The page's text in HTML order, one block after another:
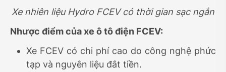
Xe nhiên liệu Hydro FCEV có thời gian sạc ngắn
Nhược điểm của xe ô tô điện FCEV:
Xe FCEV có chi phí cao do công nghệ phức
tạp và nguyên liệu đắt tiền.